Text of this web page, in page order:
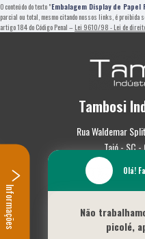
O conteúdo do texto "Embalagem Display de
parcial ou total, mesmo citando nossos links, é proibida
artigo 184 do Código Penal – Lei 9610/98 - Lei de
Tambosi
Rua Waldemar
Taió - SC
(47)
Olá!
Não
picolé,
Informações